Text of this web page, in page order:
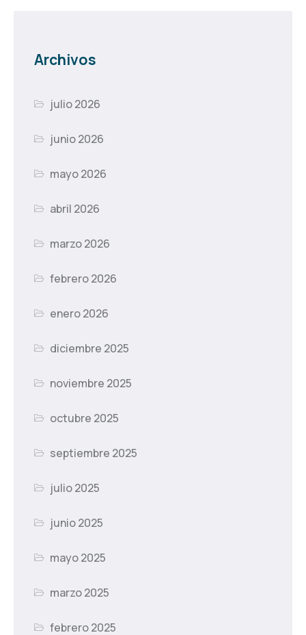
Archivos
julio 2026
junio 2026
mayo 2026
abril 2026
marzo 2026
febrero 2026
enero 2026
diciembre 2025
noviembre 2025
octubre 2025
septiembre 2025
julio 2025
junio 2025
mayo 2025
marzo 2025
febrero 2025